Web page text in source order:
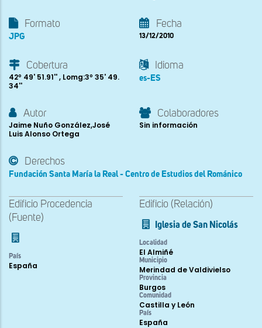
Formato
JPG
Fecha
13/12/2010
Cobertura
42º 49' 51.91'' , Lomg:3º 35' 49.
34''
Idioma
es-ES
Autor
Jaime Nuño González,José
Luis Alonso Ortega
Colaboradores
Sin información
Derechos
Fundación Santa María la Real - Centro de Estudios del Románico
Edificio Procedencia
(Fuente)
País
España
Edificio (Relación)
Iglesia de San Nicolás
Localidad
El Almiñé
Municipio
Merindad de Valdivielso
Provincia
Burgos
Comunidad
Castilla y León
País
España